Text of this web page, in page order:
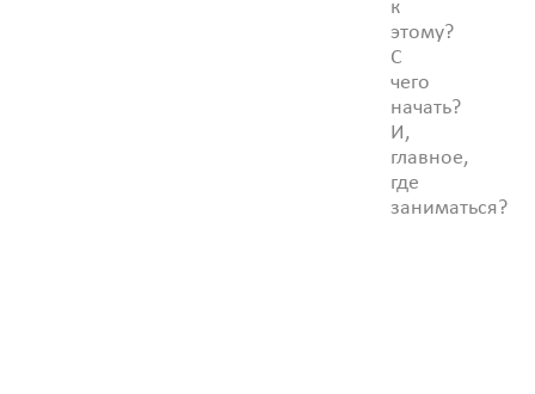
к
этому?
С
чего
начать?
И,
главное,
где
заниматься?